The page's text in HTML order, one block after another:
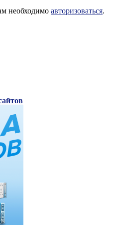
необходимо авторизоваться.